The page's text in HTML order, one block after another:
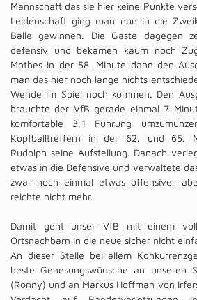
Mannschaft das sie hier keine Punkte
Leidenschaft ging man nun in die
Bälle gewinnen. Die Gäste dagegen
defensiv und bekamen kaum noch
Mothes in der 58. Minute dann den
man das hier noch lange nichts
Wende im Spiel noch kommen. Den
brauchte der VfB gerade einmal 7
komfortable 3:1 Führung
Kopfballtreffern in der 62. und 65.
Rudolph seine Aufstellung. Danach
etwas in die Defensive und verwaltete
zwar noch einmal etwas offensiver
reichte nicht mehr.
Damit geht unser VfB mit einem
Ortsnachbarn in die neue sicher nicht
An dieser Stelle bei allem
beste Genesungswünsche an unseren
(Ronny) und an Markus Hoffman von